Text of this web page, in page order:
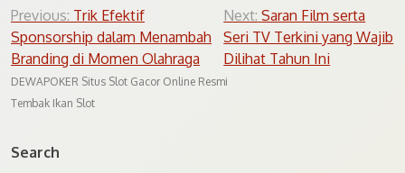
Post
navigation
Previous: Trik Efektif
Sponsorship dalam Menambah
Branding di Momen Olahraga
Next: Saran Film serta
Seri TV Terkini yang Wajib
Dilihat Tahun Ini
DEWAPOKER Situs Slot Gacor Online Resmi
Tembak Ikan Slot
Search